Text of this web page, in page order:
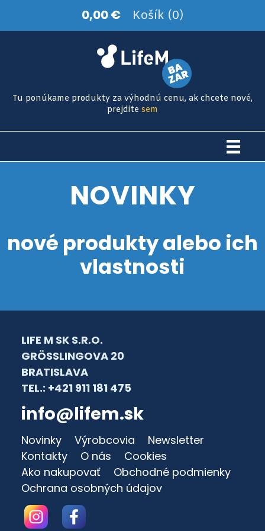
Tu ponúkame produkty za výhodnú cenu, ak chcete nové,
prejdite sem
0,00 € Košík (0)
NOVINKY
nové produkty alebo ich
vlastnosti
LIFE M SK S.R.O.
GRÖSSLINGOVA 20
BRATISLAVA
TEL.: +421 911 181 475
info@lifem.sk
Novinky Výrobcovia
Newsletter
Kontakty
O nás
Cookies
Ako nakupovať
Obchodné podmienky
Ochrana osobných údajov